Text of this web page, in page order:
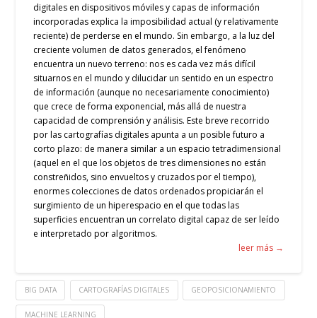
digitales en dispositivos móviles y capas de información
incorporadas explica la imposibilidad actual (y relativamente
reciente) de perderse en el mundo. Sin embargo, a la luz del
creciente volumen de datos generados, el fenómeno
encuentra un nuevo terreno: nos es cada vez más difícil
situarnos en el mundo y dilucidar un sentido en un espectro
de información (aunque no necesariamente conocimiento)
que crece de forma exponencial, más allá de nuestra
capacidad de comprensión y análisis. Este breve recorrido
por las cartografías digitales apunta a un posible futuro a
corto plazo: de manera similar a un espacio tetradimensional
(aquel en el que los objetos de tres dimensiones no están
constreñidos, sino envueltos y cruzados por el tiempo),
enormes colecciones de datos ordenados propiciarán el
surgimiento de un hiperespacio en el que todas las
superficies encuentran un correlato digital capaz de ser leído
e interpretado por algoritmos.
leer más →
BIG DATA CARTOGRAFÍAS DIGITALES GEOPOSICIONAMIENTO
MACHINE LEARNING